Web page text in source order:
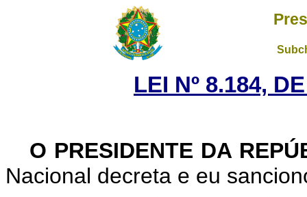
LEI Nº 8.184,
O PRESIDENTE DA
Nacional decreta e eu